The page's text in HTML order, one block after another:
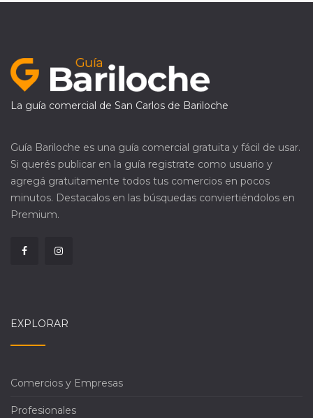
La guía comercial de San Carlos de Bariloche
Guía Bariloche es una guía comercial gratuita y fácil de usar.
Si querés publicar en la guía registrate como usuario y
agregá gratuitamente todos tus comercios en pocos
minutos. Destacalos en las búsquedas conviertiéndolos en
Premium.
EXPLORAR
Comercios y Empresas
Profesionales